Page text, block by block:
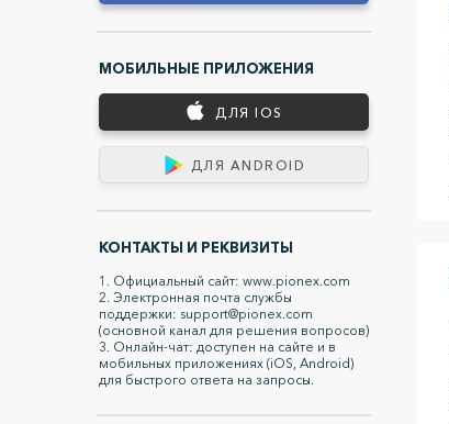
МОБИЛЬНЫЕ ПРИЛОЖЕНИЯ
ДЛЯ IOS
ДЛЯ ANDROID
КОНТАКТЫ И РЕКВИЗИТЫ
1. Официальный сайт: www.pionex.com
2. Электронная почта службы
поддержки: support@pionex.com
(основной канал для решения вопросов)
3. Онлайн-чат: доступен на сайте и в
мобильных приложениях (iOS, Android)
для быстрого ответа на запросы.